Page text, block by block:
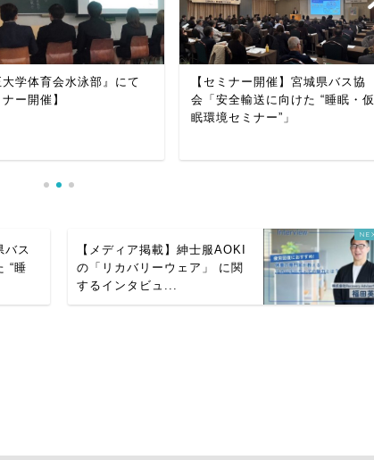
大学体育会水泳部』にて
ナー開催】
【セミナー開催】宮城県バス協
会「安全輸送に向けた “睡眠・仮
眠環境セミナー”」
バス
“睡
【メディア掲載】紳士服AOKI
の「リカバリーウェア」 に関
するインタビュ...